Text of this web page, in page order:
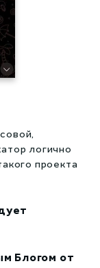
логично
проекта
Блогом от